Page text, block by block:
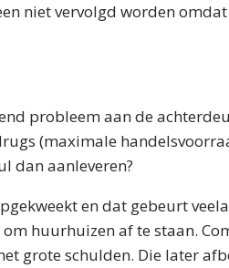
niet vervolgd worden
probleem aan de
(maximale
dan aanleveren?
en dat gebeurt
huurhuizen af te staan.
grote schulden. Die later